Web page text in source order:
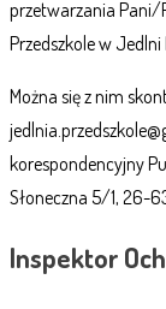
przetwarzania Pani/
Przedszkole w
Można się z nim
korespondencyjny
Słoneczna 5/1, 26-
Inspektor